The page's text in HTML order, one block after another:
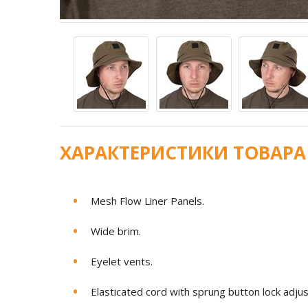
ХАРАКТЕРИСТИКИ ТОВАРА
Mesh Flow Liner Panels.
Wide brim.
Eyelet vents.
Elasticated cord with sprung button lock